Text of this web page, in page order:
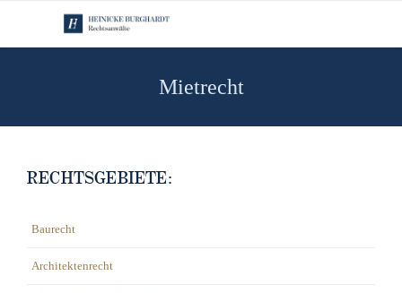
Mietrecht
RECHTSGEBIETE:
Baurecht
Architektenrecht